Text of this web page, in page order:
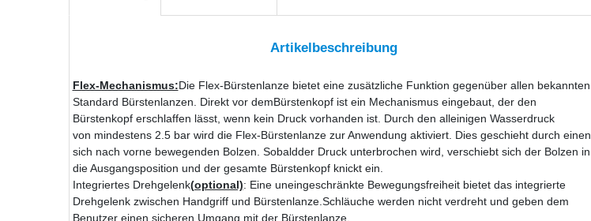
Artikelbeschreibung
Flex-Mechanismus:Die Flex-Bürstenlanze bietet eine zusätzliche Funktion gegenüber allen bekannten
Standard Bürstenlanzen. Direkt vor demBürstenkopf ist ein Mechanismus eingebaut, der den
Bürstenkopf erschlaffen lässt, wenn kein Druck vorhanden ist. Durch den alleinigen Wasserdruck
von mindestens 2.5 bar wird die Flex-Bürstenlanze zur Anwendung aktiviert. Dies geschieht durch einen
sich nach vorne bewegenden Bolzen. Sobaldder Druck unterbrochen wird, verschiebt sich der Bolzen in
die Ausgangsposition und der gesamte Bürstenkopf knickt ein.
Integriertes Drehgelenk(optional): Eine uneingeschränkte Bewegungsfreiheit bietet das integrierte
Drehgelenk zwischen Handgriff und Bürstenlanze.Schläuche werden nicht verdreht und geben dem
Benutzer einen sicheren Umgang mit der Bürstenlanze.